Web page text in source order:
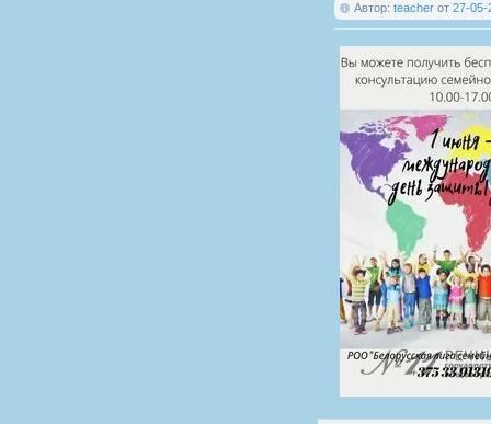
Автор: teacher от 27-05-